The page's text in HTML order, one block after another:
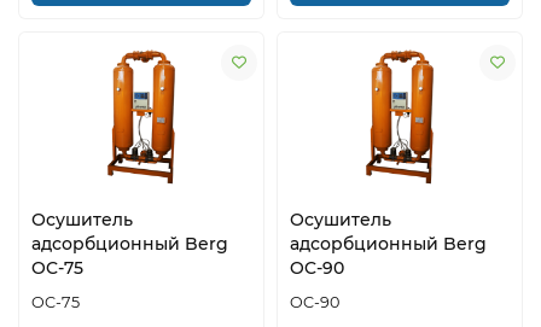
Осушитель
адсорбционный Berg
OC-75
OC-75
Осушитель
адсорбционный Berg
OC-90
OC-90